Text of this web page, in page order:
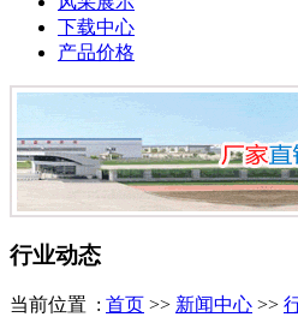
下载中心
产品价格
行业动态
当前位置 : 首页 >> 新闻中心 >>